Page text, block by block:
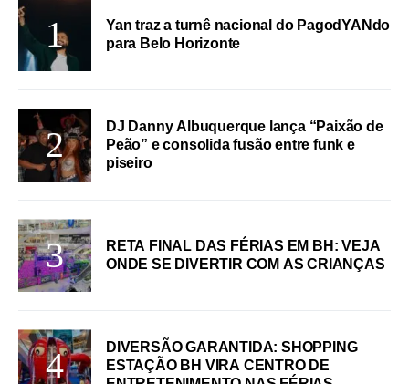
Yan traz a turnê nacional do PagodYANdo
para Belo Horizonte
DJ Danny Albuquerque lança “Paixão de
Peão” e consolida fusão entre funk e
piseiro
RETA FINAL DAS FÉRIAS EM BH: VEJA
ONDE SE DIVERTIR COM AS CRIANÇAS
DIVERSÃO GARANTIDA: SHOPPING
ESTAÇÃO BH VIRA CENTRO DE